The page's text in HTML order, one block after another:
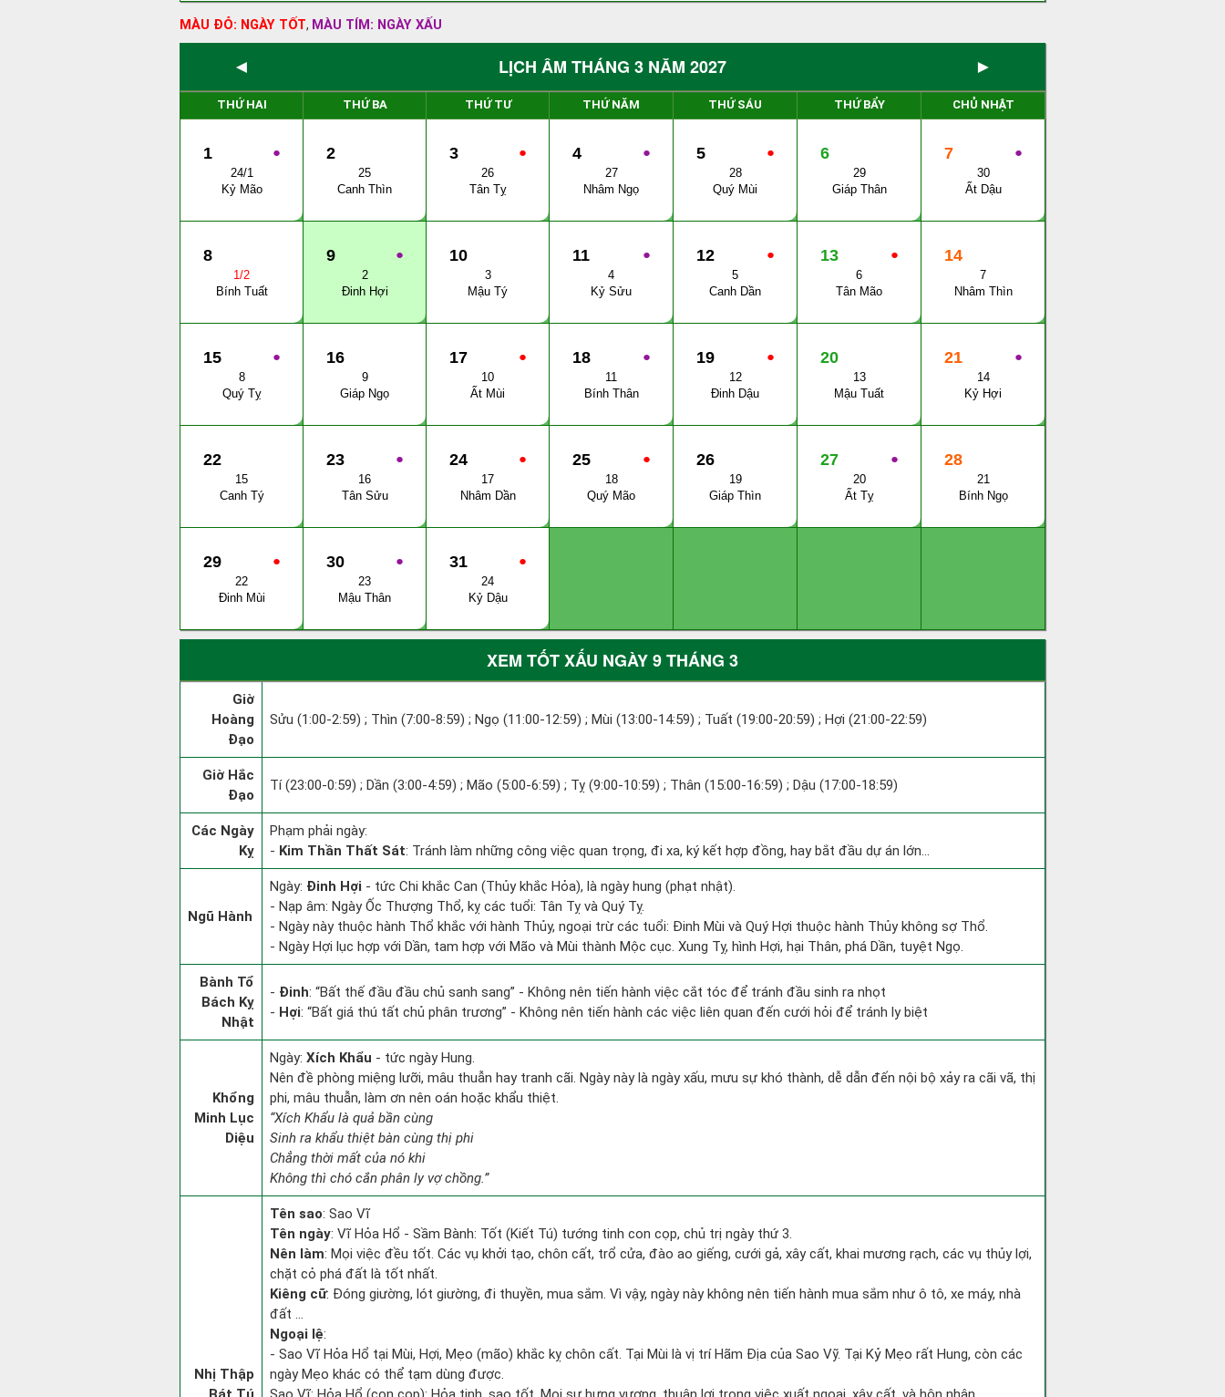
MÀU ĐỎ: NGÀY TỐT, MÀU TÍM: NGÀY XẤU
◄ LỊCH ÂM THÁNG 3 NĂM 2027 ►
THỨ HAI THỨ BA THỨ TƯ THỨ NĂM THỨ SÁU THỨ BẨY CHỦ NHẬT
●
1
24/1
Kỷ Mão
2
25
Canh Thìn
●
3
26
Tân Tỵ
●
4
27
Nhâm Ngọ
●
5
28
Quý Mùi
6
29
Giáp Thân
●
7
30
Ất Dậu
8
1/2
Bính Tuất
●
9
2
Đinh Hợi
10
3
Mậu Tý
●
11
4
Kỷ Sửu
●
12
5
Canh Dần
●
13
6
Tân Mão
14
7
Nhâm Thìn
●
15
8
Quý Tỵ
16
9
Giáp Ngọ
●
17
10
Ất Mùi
●
18
11
Bính Thân
●
19
12
Đinh Dậu
20
13
Mậu Tuất
●
21
14
Kỷ Hợi
22
15
Canh Tý
●
23
16
Tân Sửu
●
24
17
Nhâm Dần
●
25
18
Quý Mão
26
19
Giáp Thìn
●
27
20
Ất Tỵ
28
21
Bính Ngọ
●
29
22
Đinh Mùi
●
30
23
Mậu Thân
●
31
24
Kỷ Dậu
XEM TỐT XẤU NGÀY 9 THÁNG 3
Giờ
Hoàng
Đạo
Sửu (1:00-2:59) ; Thìn (7:00-8:59) ; Ngọ (11:00-12:59) ; Mùi (13:00-14:59) ; Tuất (19:00-20:59) ; Hợi (21:00-22:59)
Giờ Hắc
Đạo
Tí (23:00-0:59) ; Dần (3:00-4:59) ; Mão (5:00-6:59) ; Tỵ (9:00-10:59) ; Thân (15:00-16:59) ; Dậu (17:00-18:59)
Các Ngày
Kỵ
Phạm phải ngày:
- Kim Thần Thất Sát: Tránh làm những công việc quan trọng, đi xa, ký kết hợp đồng, hay bắt đầu dự án lớn...
Ngũ Hành
Ngày: Đinh Hợi - tức Chi khắc Can (Thủy khắc Hỏa), là ngày hung (phạt nhật).
- Nạp âm: Ngày Ốc Thượng Thổ, kỵ các tuổi: Tân Tỵ và Quý Tỵ.
- Ngày này thuộc hành Thổ khắc với hành Thủy, ngoại trừ các tuổi: Đinh Mùi và Quý Hợi thuộc hành Thủy không sợ Thổ.
- Ngày Hợi lục hợp với Dần, tam hợp với Mão và Mùi thành Mộc cục. Xung Tỵ, hình Hợi, hại Thân, phá Dần, tuyệt Ngọ.
Bành Tổ
Bách Kỵ
Nhật
- Đinh: “Bất thế đầu đầu chủ sanh sang” - Không nên tiến hành việc cắt tóc để tránh đầu sinh ra nhọt
- Hợi: “Bất giá thú tất chủ phân trương” - Không nên tiến hành các việc liên quan đến cưới hỏi để tránh ly biệt
Khổng
Minh Lục
Diệu
Ngày: Xích Khẩu - tức ngày Hung.
Nên đề phòng miệng lưỡi, mâu thuẫn hay tranh cãi. Ngày này là ngày xấu, mưu sự khó thành, dễ dẫn đến nội bộ xảy ra cãi vã, thị
phi, mâu thuẫn, làm ơn nên oán hoặc khẩu thiệt.
“Xích Khẩu là quả bần cùng
Sinh ra khẩu thiệt bàn cùng thị phi
Chẳng thời mất của nó khi
Không thì chó cắn phân ly vợ chồng.”
Nhị Thập
Tên sao: Sao Vĩ
Tên ngày: Vĩ Hỏa Hổ - Sầm Bành: Tốt (Kiết Tú) tướng tinh con cọp, chủ trị ngày thứ 3.
Nên làm: Mọi việc đều tốt. Các vụ khởi tạo, chôn cất, trổ cửa, đào ao giếng, cưới gả, xây cất, khai mương rạch, các vụ thủy lợi,
chặt cỏ phá đất là tốt nhất.
Kiêng cữ: Đóng giường, lót giường, đi thuyền, mua sắm. Vì vậy, ngày này không nên tiến hành mua sắm như ô tô, xe máy, nhà
đất ...
Ngoại lệ:
- Sao Vĩ Hỏa Hổ tại Mùi, Hợi, Mẹo (mão) khắc kỵ chôn cất. Tại Mùi là vị trí Hãm Địa của Sao Vỹ. Tại Kỷ Mẹo rất Hung, còn các
ngày Mẹo khác có thể tạm dùng được.